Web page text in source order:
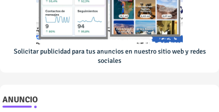
Solicitar publicidad para tus anuncios en nuestro sitio web y redes
sociales
ANUNCIO